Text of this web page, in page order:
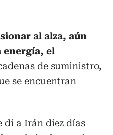
al alza, aún
energía, el
de suministro,
se encuentran
di a Irán diez días